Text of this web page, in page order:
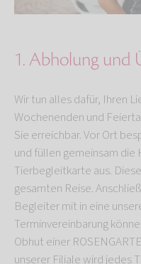
1. Abholung und
Wir tun alles dafür, Ihren
Wochenenden und
Sie erreichbar. Vor Ort
und füllen gemeinsam die
Tierbegleitkarte aus.
gesamten Reise.
Begleiter mit in eine
Terminvereinbarung
Obhut einer
unserer Filiale wird jedes